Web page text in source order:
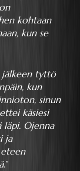
kohtaan
kun se
tyttö
kun
sinun
käsiesi
läpi. Ojenna
ja
.”